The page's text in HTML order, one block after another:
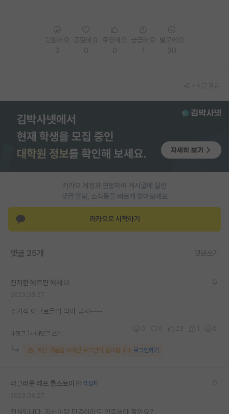
카카오 계정과 연동하여 게시글에 달린
댓글 알람, 소식등을 빠르게 받아보세요
카카오로 시작하기
댓글 25개 댓글쓰기
진지한 헤르만 헤세
주기적 어그로글임 먹이 금지----
대댓글 1개 대댓글 쓰기
해당 댓글을 보려면 로그인이 필요합니다. 로그인하기
너그러운 레프 톨스토이
작성자
진심입니다. 자산이랑 민증이라도 인증해야 할까요?